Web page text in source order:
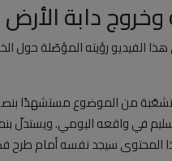
وخروج دابة
الفيديو رؤيته المؤصّلة حول
من الموضوع مستشهدًا
في واقعه اليومي. ويستدلّ
المحتوى سيجد نفسه أمام